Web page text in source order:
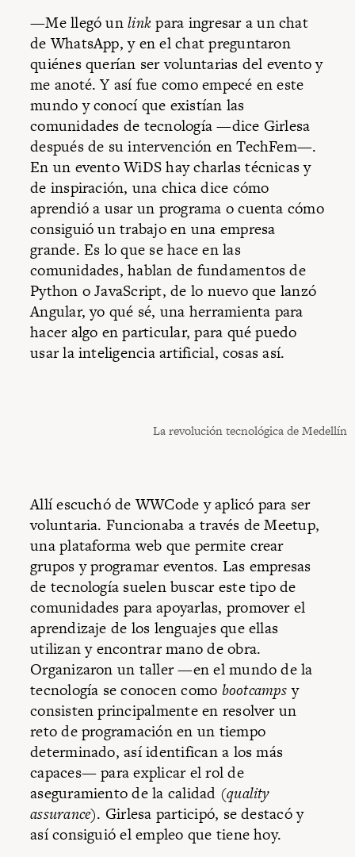
—Me llegó unlinkpara ingresar a un chat
de WhatsApp, y en el chat preguntaron
quiénes querían ser voluntarias del evento y
me anoté. Y así fue como empecé en este
mundo y conocí que existían las
comunidades de tecnología —dice Girlesa
después de su intervención en TechFem—.
En un evento WiDS hay charlas técnicas y
de inspiración, una chica dice cómo
aprendió a usar un programa o cuenta cómo
consiguió un trabajo en una empresa
grande. Es lo que se hace en las
comunidades, hablan de fundamentos de
Python o JavaScript, de lo nuevo que lanzó
Angular, yo qué sé, una herramienta para
hacer algo en particular, para qué puedo
usar la inteligencia artificial, cosas así.
La revolución tecnológica de Medellín
Allí escuchó de WWCode y aplicó para ser
voluntaria. Funcionaba a través de Meetup,
una plataforma web que permite crear
grupos y programar eventos. Las empresas
de tecnología suelen buscar este tipo de
comunidades para apoyarlas, promover el
aprendizaje de los lenguajes que ellas
utilizan y encontrar mano de obra.
Organizaron un taller —en el mundo de la
tecnología se conocen como bootcampsy
consisten principalmente en resolver un
reto de programación en un tiempo
determinado, así identifican a los más
capaces— para explicar el rol de
aseguramiento de la calidad (quality
assurance). Girlesa participó, se destacó y
así consiguió el empleo que tiene hoy.